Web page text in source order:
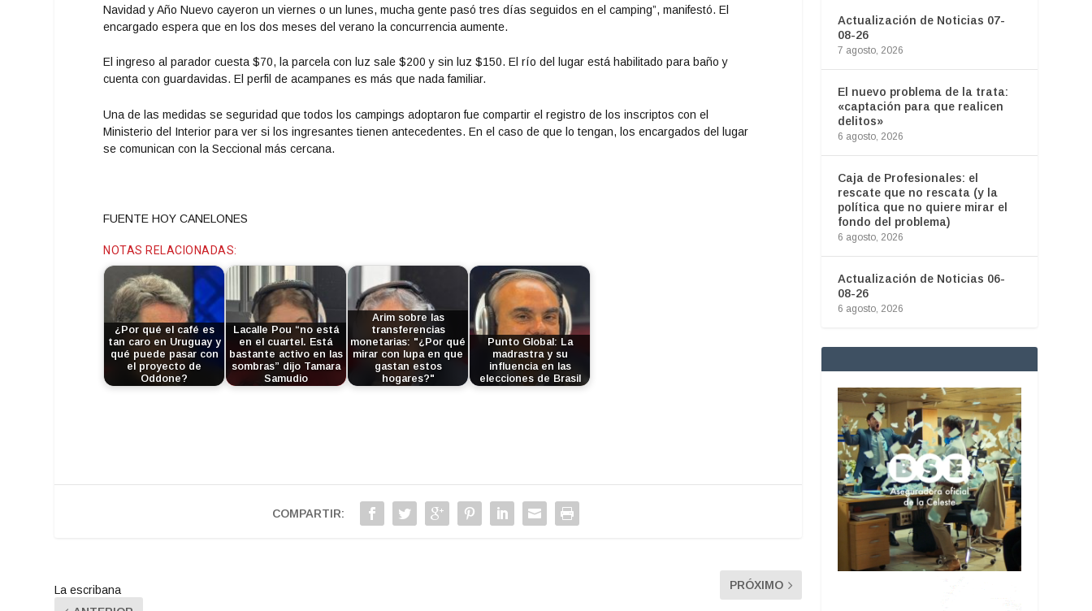
Navidad y Año Nuevo cayeron un viernes o un lunes, mucha gente pasó tres días seguidos en el camping”, manifestó. El
encargado espera que en los dos meses del verano la concurrencia aumente.
El ingreso al parador cuesta $70, la parcela con luz sale $200 y sin luz $150. El río del lugar está habilitado para baño y
cuenta con guardavidas. El perfil de acampanes es más que nada familiar.
Una de las medidas se seguridad que todos los campings adoptaron fue compartir el registro de los inscriptos con el
Ministerio del Interior para ver si los ingresantes tienen antecedentes. En el caso de que lo tengan, los encargados del lugar
se comunican con la Seccional más cercana.
FUENTE HOY CANELONES
NOTAS RELACIONADAS:
¿Por qué el café es
tan caro en Uruguay y
qué puede pasar con
el proyecto de
Oddone?
Lacalle Pou “no está
en el cuartel. Está
bastante activo en las
sombras” dijo Tamara
Samudio
Arim sobre las
transferencias
monetarias: "¿Por qué
mirar con lupa en que
gastan estos
hogares?"
Punto Global: La
madrastra y su
influencia en las
elecciones de Brasil
COMPARTIR:
La escribana
PRÓXIMO
Actualización de Noticias 07-
08-26
7 agosto, 2026
El nuevo problema de la trata:
«captación para que realicen
delitos»
6 agosto, 2026
Caja de Profesionales: el
rescate que no rescata (y la
política que no quiere mirar el
fondo del problema)
6 agosto, 2026
Actualización de Noticias 06-
08-26
6 agosto, 2026